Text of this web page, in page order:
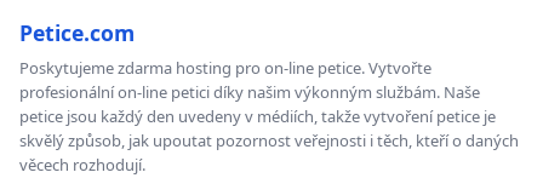
Petice.com
Poskytujeme zdarma hosting pro on-line petice. Vytvořte
profesionální on-line petici díky našim výkonným službám. Naše
petice jsou každý den uvedeny v médiích, takže vytvoření petice je
skvělý způsob, jak upoutat pozornost veřejnosti i těch, kteří o daných
věcech rozhodují.